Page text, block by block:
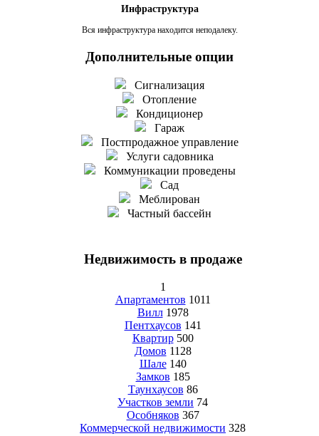
Инфраструктура
Вся инфраструктура находится неподалеку.
Дополнительные опции
Сигнализация
Отопление
Кондиционер
Гараж
Постпродажное управление
Услуги садовника
Коммуникации проведены
Сад
Меблирован
Частный бассейн
Недвижимость в продаже
1
Апартаментов 1011
Вилл 1978
Пентхаусов 141
Квартир 500
Домов 1128
Шале 140
Замков 185
Таунхаусов 86
Участков земли 74
Особняков 367
Коммерческой недвижимости 328